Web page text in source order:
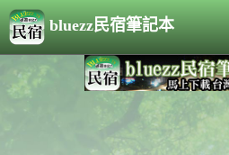
bluezz民宿筆記本